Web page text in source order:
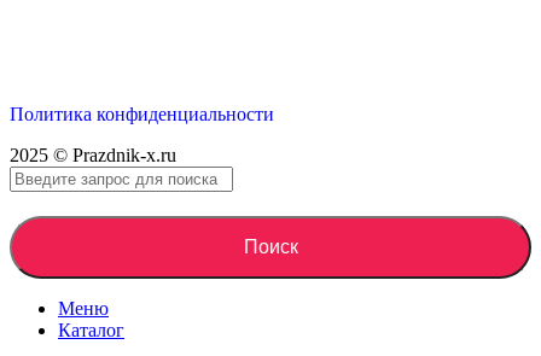
Политика конфиденциальности
2025 © Prazdnik-x.ru
Поиск
Меню
Каталог